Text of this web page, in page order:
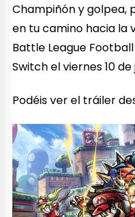
Champiñón y golpea,
en tu camino hacia la
Battle League
Switch el viernes 10 de
Podéis ver el tráiler